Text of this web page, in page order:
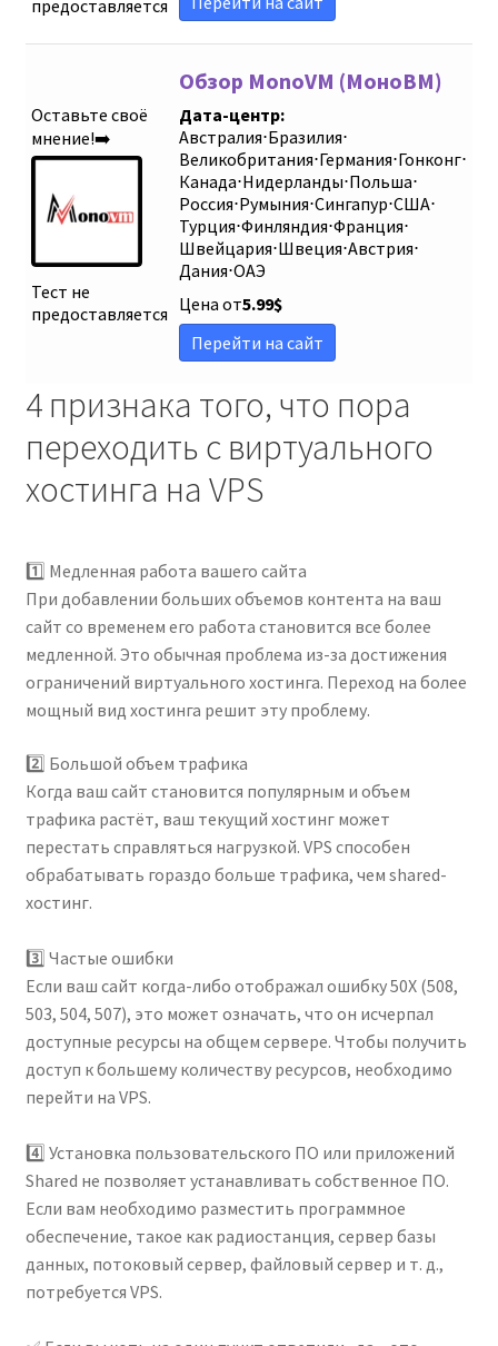
предоставляется
Оставьте своё
мнение!➡️
Тест не
предоставляется
Обзор MonoVM (МоноВМ)
Дата-центр:
Австралия⋅Бразилия⋅
Великобритания⋅Германия⋅Гонконг⋅
Канада⋅Нидерланды⋅Польша⋅
Россия⋅Румыния⋅Сингапур⋅США⋅
Турция⋅Финляндия⋅Франция⋅
Швейцария⋅Швеция⋅Австрия⋅
Дания⋅ОАЭ
Цена от5.99$
Перейти на сайт
4 признака того, что пора
переходить с виртуального
хостинга на VPS
1️⃣ Медленная работа вашего сайта
При добавлении больших объемов контента на ваш
сайт со временем его работа становится все более
медленной. Это обычная проблема из-за достижения
ограничений виртуального хостинга. Переход на более
мощный вид хостинга решит эту проблему.
2️⃣ Большой объем трафика
Когда ваш сайт становится популярным и объем
трафика растёт, ваш текущий хостинг может
перестать справляться нагрузкой. VPS способен
обрабатывать гораздо больше трафика, чем shared-
хостинг.
3️⃣ Частые ошибки
Если ваш сайт когда-либо отображал ошибку 50X (508,
503, 504, 507), это может означать, что он исчерпал
доступные ресурсы на общем сервере. Чтобы получить
доступ к большему количеству ресурсов, необходимо
перейти на VPS.
4️⃣ Установка пользовательского ПО или приложений
Shared не позволяет устанавливать собственное ПО.
Если вам необходимо разместить программное
обеспечение, такое как радиостанция, сервер базы
данных, потоковый сервер, файловый сервер и т. д.,
потребуется VPS.